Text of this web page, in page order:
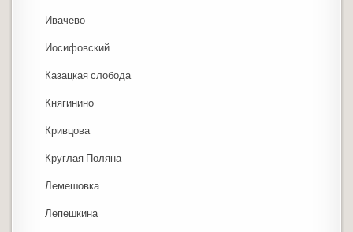
Ивачево
Иосифовский
Казацкая слобода
Княгинино
Кривцова
Круглая Поляна
Лемешовка
Лепешкина